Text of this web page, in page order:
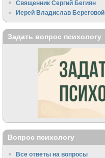
Священник Сергий Бегиян
Иерей Владислав Береговой
Задать вопрос психологу
Вопрос психологу
Все ответы на вопросы